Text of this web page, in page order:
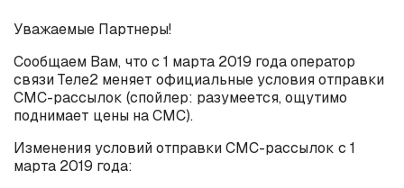
Уважаемые Партнеры!
Сообщаем Вам, что с 1 марта 2019 года оператор
связи Теле2 меняет официальные условия отправки
СМС-рассылок (спойлер: разумеется, ощутимо
поднимает цены на СМС).
Изменения условий отправки СМС-рассылок с 1
марта 2019 года: